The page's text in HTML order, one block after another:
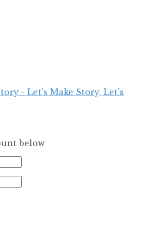
- Let's Make Story, Let's
below